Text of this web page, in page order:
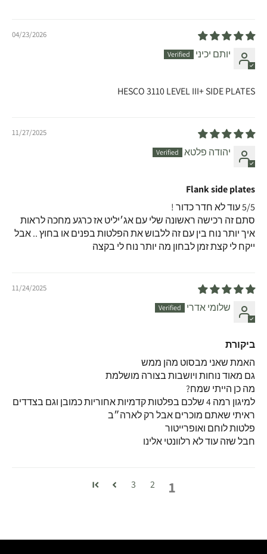
04/23/2026
יותם יכיני
HESCO 3110 LEVEL III+ SIDE PLATES
11/27/2025
יהודה פלטא
Flank side plates
5/5 עוד לא חדר כדור !
סתם זה רכישה ראשונה שלי עם אג׳יליט אז כרגע מחכה לראות
איך יותר נוח בין עם זה ללבוש את הפלטות בפנים או בחוץ .. אבל
ייקח לי קצת זמן לבחון מה יותר נוח לי בקצה
11/24/2025
שלומי אדרי
ביקורת
האמת שאני מבסוט מהן ממש
גם מאוד נוחות ויושבות בצורה מושלמת
מה כן הייתי שמח?
למיגון רמה 4 שלכם בפלטות קדמיות אחוריות כמובן וגם בצדדים
ראיתי שאתם מוכרים אבל רק לארה״ב
פלטות לוחם ואופרייטור
חבל שזה עוד לא רלוונטי אלינו
1
2
3